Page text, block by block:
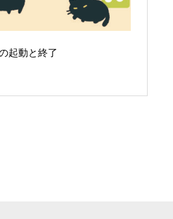
起動と終了